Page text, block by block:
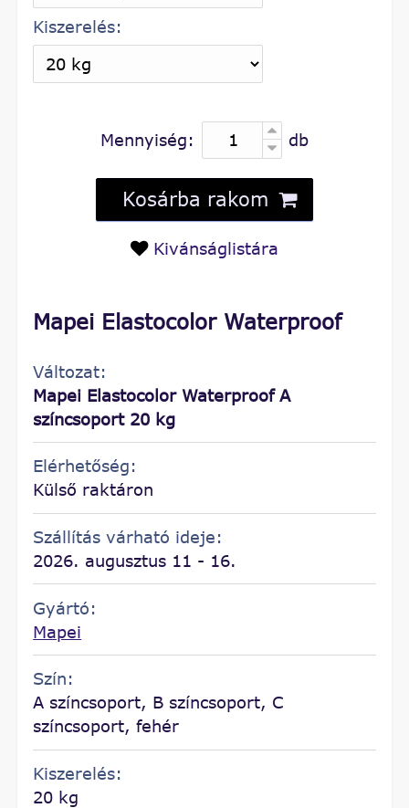
Mapei Elastocolor Waterproof
Változat:
Mapei Elastocolor Waterproof A
színcsoport 20 kg
Elérhetőség:
Külső raktáron
Szállítás várható ideje:
2026. augusztus 11 - 16.
Gyártó:
Mapei
Szín:
A színcsoport, B színcsoport, C
színcsoport, fehér
Kiszerelés:
20 kg
Kiszerelés:
Mennyiség: db
Kosárba rakom
Kivánságlistára